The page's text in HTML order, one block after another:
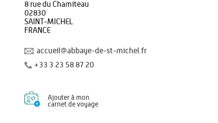
8 rue du Chamiteau
02830
SAINT-MICHEL
FRANCE
accueil@abbaye-de-st-michel.fr
+33 3 23 58 87 20
Ajouter à mon
carnet de voyage